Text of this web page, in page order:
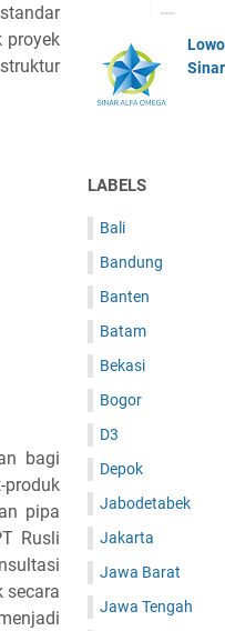
proyek
bagi
pipa
Rusli
secara
LABELS
Bali
Bandung
Banten
Batam
Bekasi
Bogor
D3
Depok
Jabodetabek
Jakarta
Jawa Barat
Jawa Tengah